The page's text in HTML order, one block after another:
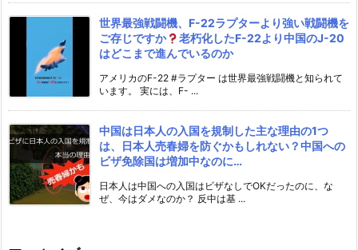
世界最強戦闘機、F-22ラプターより強い戦闘機を
ご存じですか
老朽化したF-22より中国のJ-20
はどこまで進んでいるのか
アメリカのF-22 #ラプター は世界最強戦闘機と知られて
います。 実には、F- ...
中国は日本人の入国を規制した主な理由の1つ
は、日本人売春婦を防ぐかもしれない？中国への
ビザ免除国は増加中なのに…
日本人は中国への入国はビザなしでOKだったのに、な
ぜ、今はダメなのか？ 反中は基 ...